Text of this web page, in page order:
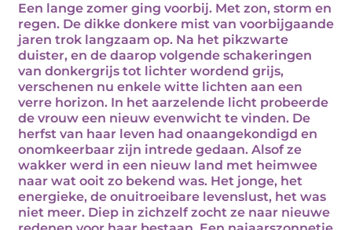
Een lange zomer ging voorbij. Met zon, storm en
regen. De dikke donkere mist van voorbijgaande
jaren trok langzaam op. Na het pikzwarte
duister, en de daarop volgende schakeringen
van donkergrijs tot lichter wordend grijs,
verschenen nu enkele witte lichten aan een
verre horizon. In het aarzelende licht probeerde
de vrouw een nieuw evenwicht te vinden. De
herfst van haar leven had onaangekondigd en
onomkeerbaar zijn intrede gedaan. Alsof ze
wakker werd in een nieuw land met heimwee
naar wat ooit zo bekend was. Het jonge, het
energieke, de onuitroeibare levenslust, het was
niet meer. Diep in zichzelf zocht ze naar nieuwe